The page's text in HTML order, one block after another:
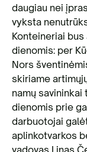
daugiau nei
vyksta
Konteineriai
dienomis: per
Nors
skiriame
namų
dienomis prie
darbuotojai
aplinkotvarkos
vadovas Linas